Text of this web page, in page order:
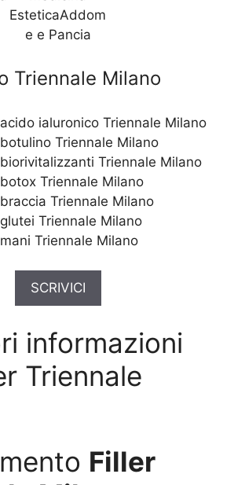
EsteticaAddom
e e Pancia
Triennale Milano
ialuronico Triennale Milano
Triennale Milano
Triennale Milano
Triennale Milano
Triennale Milano
Triennale Milano
Triennale Milano
SCRIVICI
informazioni
Triennale
Filler